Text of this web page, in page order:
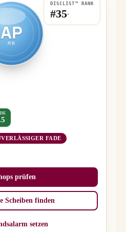
AP
MR
DISCLIST™ RANK
#35-
FADE
prüfen
Scheiben finden
setzen